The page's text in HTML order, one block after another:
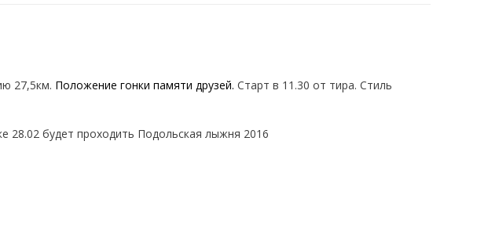
27,5км. Положение гонки памяти друзей. Старт в 11.30 от тира. Стиль
28.02 будет проходить Подольская лыжня 2016